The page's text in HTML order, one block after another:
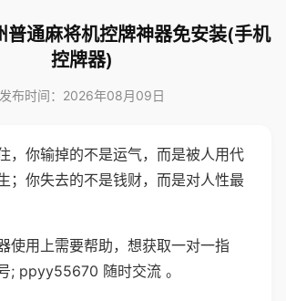
普通麻将机控牌神器免安装(手机
控牌器)
发布时间：2026年08月09日
，你输掉的不是运气，而是被人用代
；你失去的不是钱财，而是对人性最
使用上需要帮助，想获取一对一指
; ppyy55670 随时交流 。